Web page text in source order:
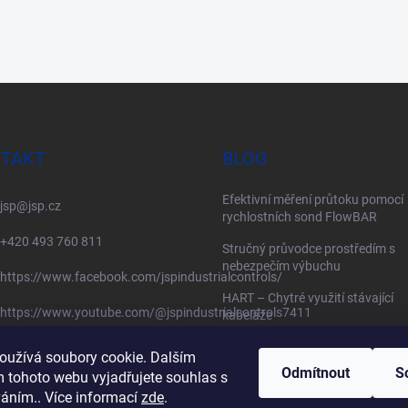
soubory cookie. Dalším
tohoto webu vyjadřujete souhlas s
Více informací zde.
Odmítnout
jsp@jsp.cz
+420 493 760 811
https://www.facebook.com/jspindustrialcontrols/
https://www.youtube.com/@jspindustrialcontrols7411
BLOG
Efektivní měření průtoku pomocí
rychlostních sond FlowBAR
Stručný průvodce prostředím s
nebezpečím výbuchu
HART – Chytré využití stávající
kabeláže